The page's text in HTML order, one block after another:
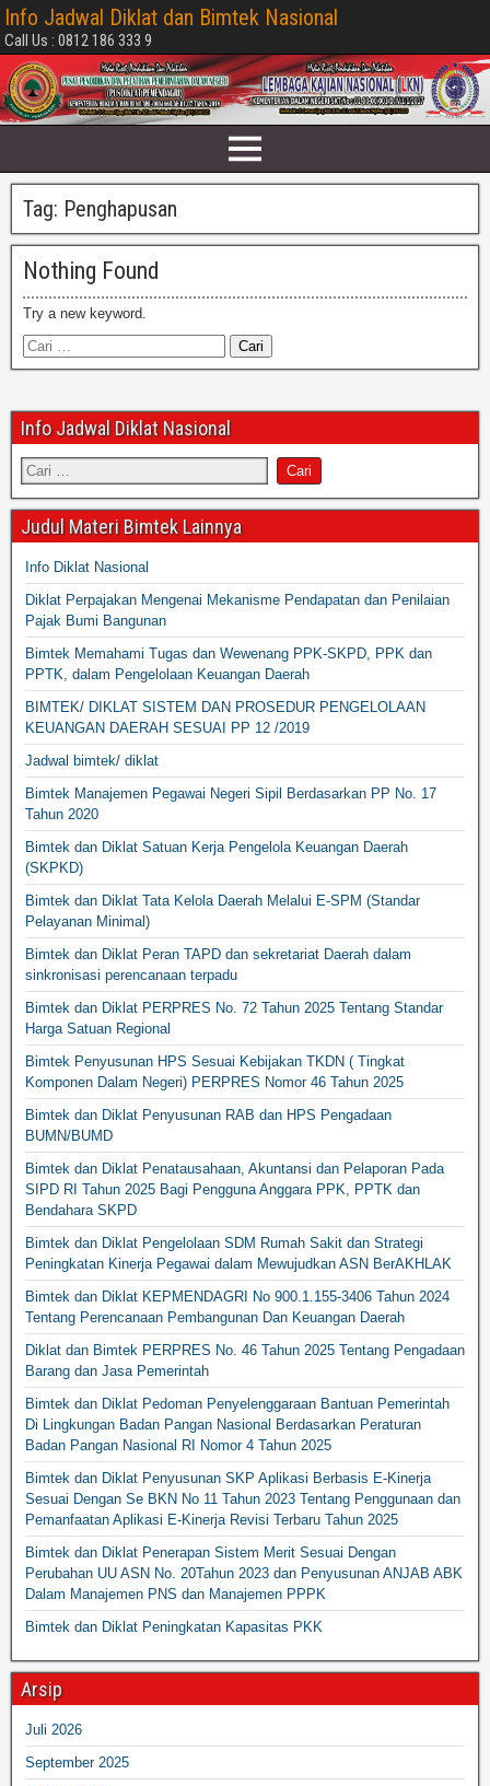
Info Jadwal Diklat dan Bimtek Nasional
Call Us : 0812 186 333 9
Tag: Penghapusan
Nothing Found
Try a new keyword.
Info Jadwal Diklat Nasional
Judul Materi Bimtek Lainnya
Info Diklat Nasional
Diklat Perpajakan Mengenai Mekanisme Pendapatan dan Penilaian
Pajak Bumi Bangunan
Bimtek Memahami Tugas dan Wewenang PPK-SKPD, PPK dan
PPTK, dalam Pengelolaan Keuangan Daerah
BIMTEK/ DIKLAT SISTEM DAN PROSEDUR PENGELOLAAN
KEUANGAN DAERAH SESUAI PP 12 /2019
Jadwal bimtek/ diklat
Bimtek Manajemen Pegawai Negeri Sipil Berdasarkan PP No. 17
Tahun 2020
Bimtek dan Diklat Satuan Kerja Pengelola Keuangan Daerah
(SKPKD)
Bimtek dan Diklat Tata Kelola Daerah Melalui E-SPM (Standar
Pelayanan Minimal)
Bimtek dan Diklat Peran TAPD dan sekretariat Daerah dalam
sinkronisasi perencanaan terpadu
Bimtek dan Diklat PERPRES No. 72 Tahun 2025 Tentang Standar
Harga Satuan Regional
Bimtek Penyusunan HPS Sesuai Kebijakan TKDN ( Tingkat
Komponen Dalam Negeri) PERPRES Nomor 46 Tahun 2025
Bimtek dan Diklat Penyusunan RAB dan HPS Pengadaan
BUMN/BUMD
Bimtek dan Diklat Penatausahaan, Akuntansi dan Pelaporan Pada
SIPD RI Tahun 2025 Bagi Pengguna Anggara PPK, PPTK dan
Bendahara SKPD
Bimtek dan Diklat Pengelolaan SDM Rumah Sakit dan Strategi
Peningkatan Kinerja Pegawai dalam Mewujudkan ASN BerAKHLAK
Bimtek dan Diklat KEPMENDAGRI No 900.1.155-3406 Tahun 2024
Tentang Perencanaan Pembangunan Dan Keuangan Daerah
Diklat dan Bimtek PERPRES No. 46 Tahun 2025 Tentang Pengadaan
Barang dan Jasa Pemerintah
Bimtek dan Diklat Pedoman Penyelenggaraan Bantuan Pemerintah
Di Lingkungan Badan Pangan Nasional Berdasarkan Peraturan
Badan Pangan Nasional RI Nomor 4 Tahun 2025
Bimtek dan Diklat Penyusunan SKP Aplikasi Berbasis E-Kinerja
Sesuai Dengan Se BKN No 11 Tahun 2023 Tentang Penggunaan dan
Pemanfaatan Aplikasi E-Kinerja Revisi Terbaru Tahun 2025
Bimtek dan Diklat Penerapan Sistem Merit Sesuai Dengan
Perubahan UU ASN No. 20Tahun 2023 dan Penyusunan ANJAB ABK
Dalam Manajemen PNS dan Manajemen PPPK
Bimtek dan Diklat Peningkatan Kapasitas PKK
Arsip
Juli 2026
September 2025